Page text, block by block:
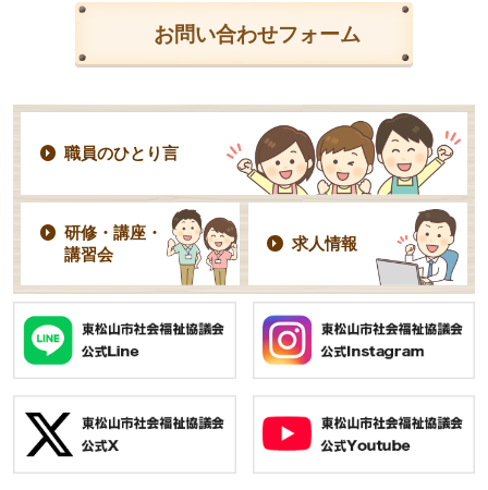
お問い合わせフォーム
職員のひとり言
研修・講座・
講習会
求人情報